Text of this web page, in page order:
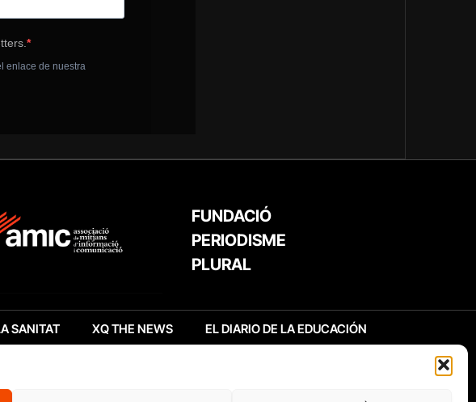
FUNDACIÓ
PERIODISME
PLURAL
SANITAT XQ THE NEWS EL DIARIO DE LA EDUCACIÓN